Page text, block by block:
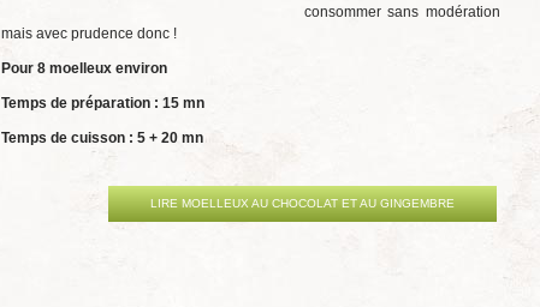
consommer sans modération
mais avec prudence donc !
Pour 8 moelleux environ
Temps de préparation : 15 mn
Temps de cuisson : 5 + 20 mn
LIRE MOELLEUX AU CHOCOLAT ET AU GINGEMBRE